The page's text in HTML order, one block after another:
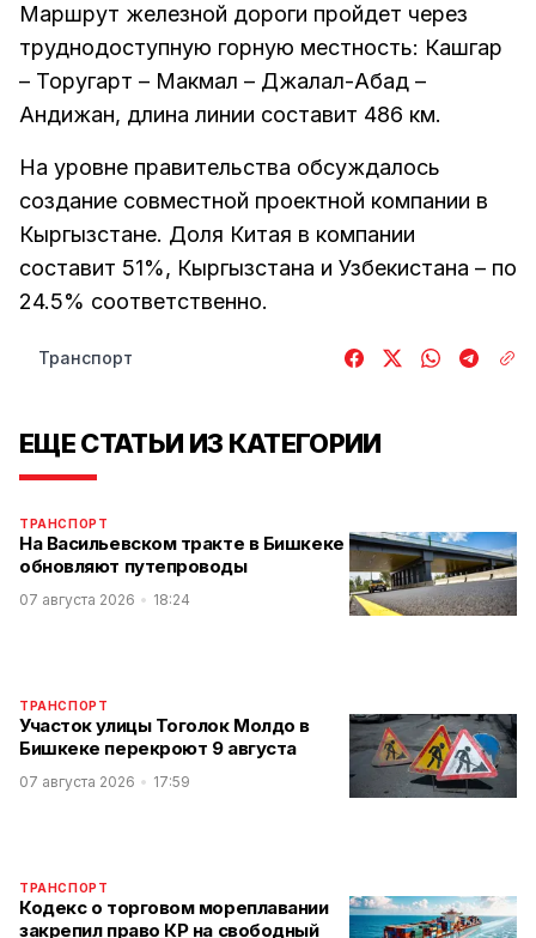
Маршрут железной дороги пройдет через
труднодоступную горную местность: Кашгар
– Торугарт – Макмал – Джалал-Абад –
Андижан, длина линии составит 486 км.
На уровне правительства обсуждалось
создание совместной проектной компании в
Кыргызстане. Доля Китая в компании
составит 51%, Кыргызстана и Узбекистана – по
24.5% соответственно.
Транспорт
ЕЩЕ СТАТЬИ ИЗ КАТЕГОРИИ
ТРАНСПОРТ
На Васильевском тракте в Бишкеке
обновляют путепроводы
07 августа 2026 18:24
ТРАНСПОРТ
Участок улицы Тоголок Молдо в
Бишкеке перекроют 9 августа
07 августа 2026 17:59
ТРАНСПОРТ
Кодекс о торговом мореплавании
закрепил право КР на свободный